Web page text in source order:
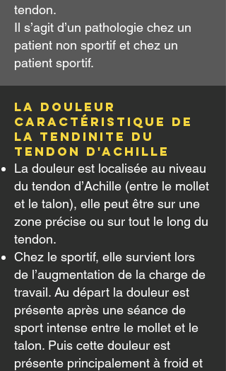
tendon.
Il s’agit d’un pathologie chez un
patient non sportif et chez un
patient sportif.
La douleur
caractéristique de
La tendinite du
tendon d'Achille
La douleur est localisée au niveau
du tendon d’Achille (entre le mollet
et le talon), elle peut être sur une
zone précise ou sur tout le long du
tendon.
Chez le sportif, elle survient lors
de l’augmentation de la charge de
travail. Au départ la douleur est
présente après une séance de
sport intense entre le mollet et le
talon. Puis cette douleur est
présente principalement à froid et